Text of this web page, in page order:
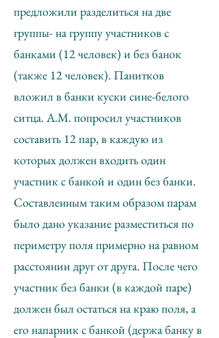
предложили разделиться на две
группы- на группу участников с
банками (12 человек) и без банок
(также 12 человек). Панитков
вложил в банки куски сине-белого
ситца. А.М. попросил участников
составить 12 пар, в каждую из
которых должен входить один
участник с банкой и один без банки.
Составленным таким образом парам
было дано указание разместиться по
периметру поля примерно на равном
расстоянии друг от друга. После чего
участник без банки (в каждой паре)
должен был остаться на краю поля, а
его напарник с банкой (держа банку в